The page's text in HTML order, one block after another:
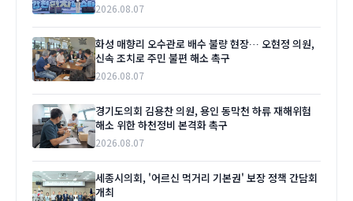
2026.08.07
화성 매향리 오수관로 배수 불량 현장… 오현정 의원,
신속 조치로 주민 불편 해소 촉구
2026.08.07
경기도의회 김용찬 의원, 용인 동막천 하류 재해위험
해소 위한 하천정비 본격화 촉구
2026.08.07
세종시의회, '어르신 먹거리 기본권' 보장 정책 간담회
개최